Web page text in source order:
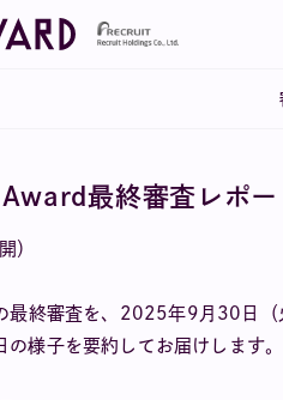
最終審査レポー
）
終審査を、2025年9月30日（
の様子を要約してお届けします。